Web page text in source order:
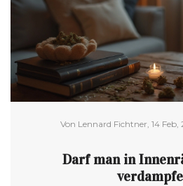
Von Lennard Fichtner, 14 Feb,
Darf man in